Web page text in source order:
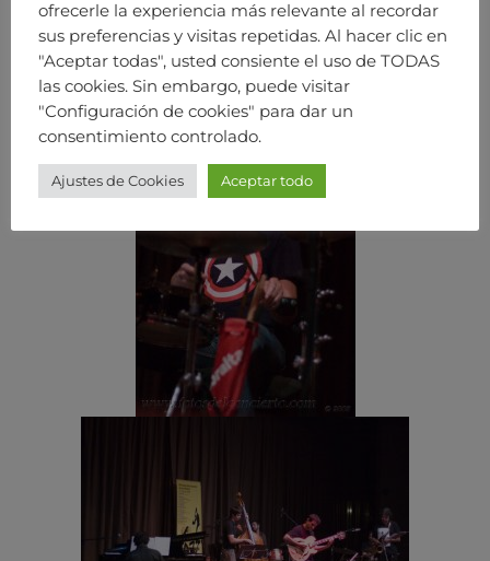
ofrecerle la experiencia más relevante al recordar
sus preferencias y visitas repetidas. Al hacer clic en
"Aceptar todas", usted consiente el uso de TODAS
las cookies. Sin embargo, puede visitar
"Configuración de cookies" para dar un
consentimiento controlado.
Ajustes de Cookies Aceptar todo